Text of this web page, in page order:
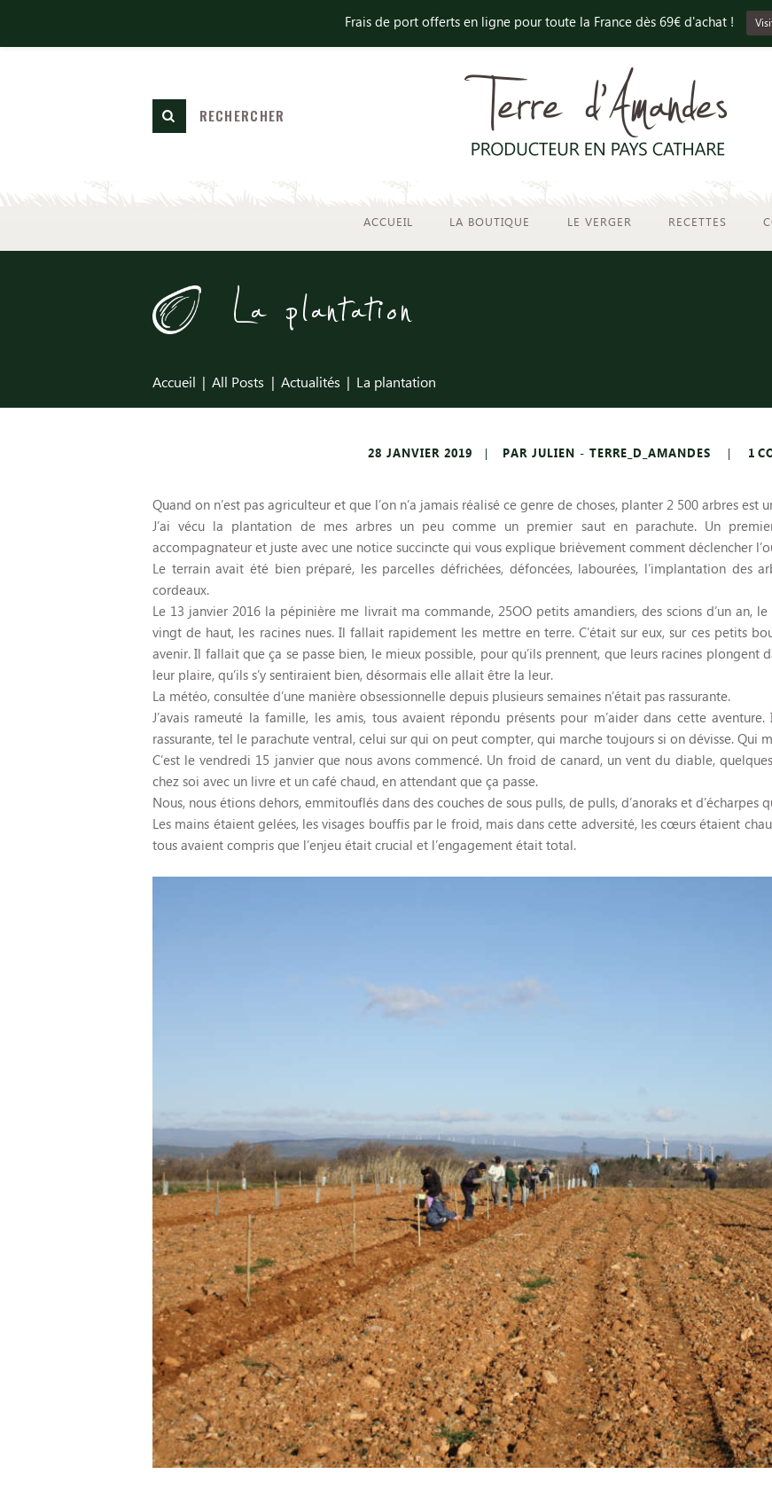
ACCUEIL LA BOUTIQUE LE VERGER RECETTES
La plantation
Accueil All Posts Actualités La plantation
28 JANVIER 2019 PAR JULIEN - TERRE_D_AMANDES 1
Quand on n’est pas agriculteur et que l’on n’a jamais réalisé ce genre de choses, planter 2 500 arbres est
J’ai vécu la plantation de mes arbres un peu comme un premier saut en parachute. Un
accompagnateur et juste avec une notice succincte qui vous explique brièvement comment déclencher
Le terrain avait été bien préparé, les parcelles défrichées, défoncées, labourées, l’implantation des
cordeaux.
Le 13 janvier 2016 la pépinière me livrait ma commande, 25OO petits amandiers, des scions d’un an,
vingt de haut, les racines nues. Il fallait rapidement les mettre en terre. C’était sur eux, sur ces petits
avenir. Il fallait que ça se passe bien, le mieux possible, pour qu’ils prennent, que leurs racines plongent
leur plaire, qu’ils s’y sentiraient bien, désormais elle allait être la leur.
La météo, consultée d’une manière obsessionnelle depuis plusieurs semaines n’était pas rassurante.
J’avais rameuté la famille, les amis, tous avaient répondu présents pour m’aider dans cette
rassurante, tel le parachute ventral, celui sur qui on peut compter, qui marche toujours si on dévisse. Qui
C’est le vendredi 15 janvier que nous avons commencé. Un froid de canard, un vent du diable,
chez soi avec un livre et un café chaud, en attendant que ça passe.
Nous, nous étions dehors, emmitouflés dans des couches de sous pulls, de pulls, d’anoraks et d’écharpes
Les mains étaient gelées, les visages bouffis par le froid, mais dans cette adversité, les cœurs étaient
tous avaient compris que l’enjeu était crucial et l’engagement était total.
Frais de port offerts en ligne pour toute la France dès 69€ d'achat !